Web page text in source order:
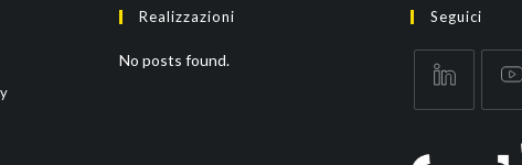
Realizzazioni
No posts found.
Seguici